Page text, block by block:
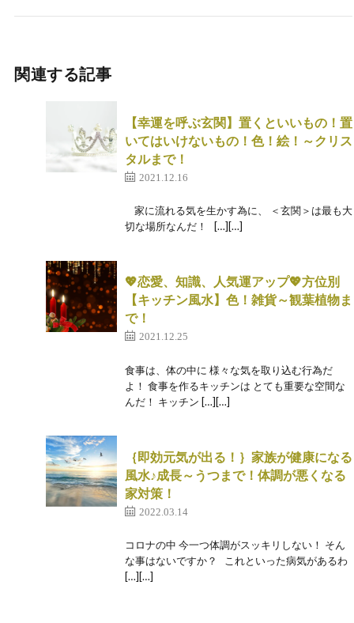
関連する記事
【幸運を呼ぶ玄関】置くといいもの！置
いてはいけないもの！色！絵！～クリス
タルまで！
2021.12.16
家に流れる気を生かす為に、 ＜玄関＞は最も大
切な場所なんだ！ […][…]
💖恋愛、知識、人気運アップ💖方位別
【キッチン風水】色！雑貨～観葉植物ま
で！
2021.12.25
食事は、体の中に 様々な気を取り込む行為だ
よ！ 食事を作るキッチンは とても重要な空間な
んだ！ キッチン […][…]
｛即効元気が出る！｝家族が健康になる
風水♪成長～うつまで！体調が悪くなる
家対策！
2022.03.14
コロナの中 今一つ体調がスッキリしない！ そん
な事はないですか？ これといった病気があるわ
[…][…]